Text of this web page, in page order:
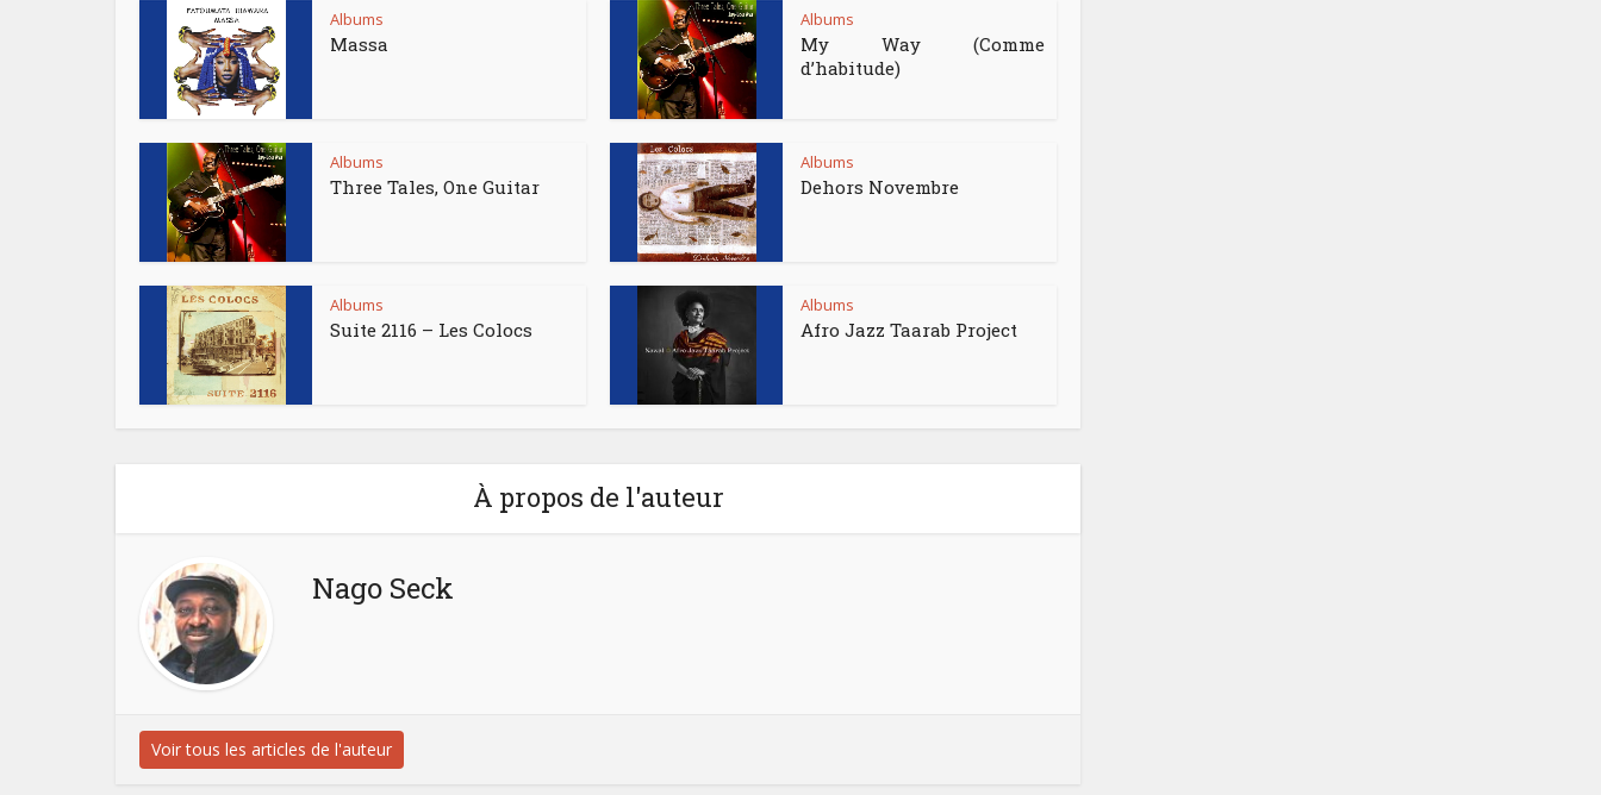
Albums
Massa
Albums
My Way (Comme
d’habitude)
Albums
Three Tales, One Guitar
Albums
Dehors Novembre
Albums
Suite 2116 – Les Colocs
Albums
Afro Jazz Taarab Project
À propos de l'auteur
Nago Seck
Voir tous les articles de l'auteur